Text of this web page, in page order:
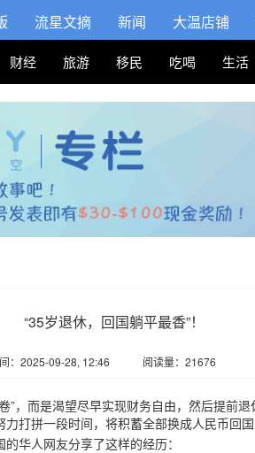
流星文摘 新闻 大温店铺
财经 旅游 移民 吃喝 生活
“35岁退休，回国躺平最香”！
：2025-09-28, 12:46 阅读量：21676
”，而是渴望尽早实现财务自由，然后提前
打拼一段时间，将积蓄全部换成人民币回国
华人网友分享了这样的经历：